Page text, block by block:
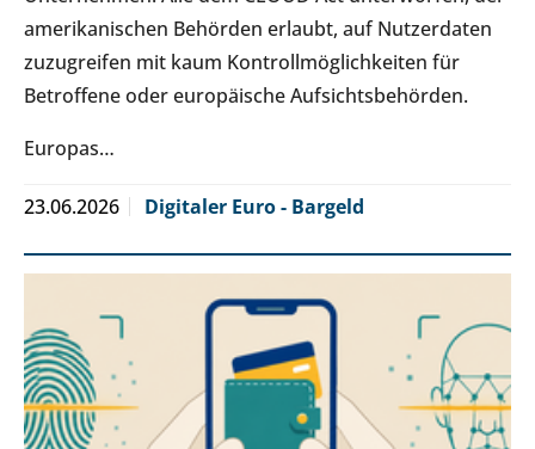
amerikanischen Behörden erlaubt, auf Nutzerdaten
zuzugreifen mit kaum Kontrollmöglichkeiten für
Betroffene oder europäische Aufsichtsbehörden.
Europas…
23.06.2026 Digitaler Euro - Bargeld